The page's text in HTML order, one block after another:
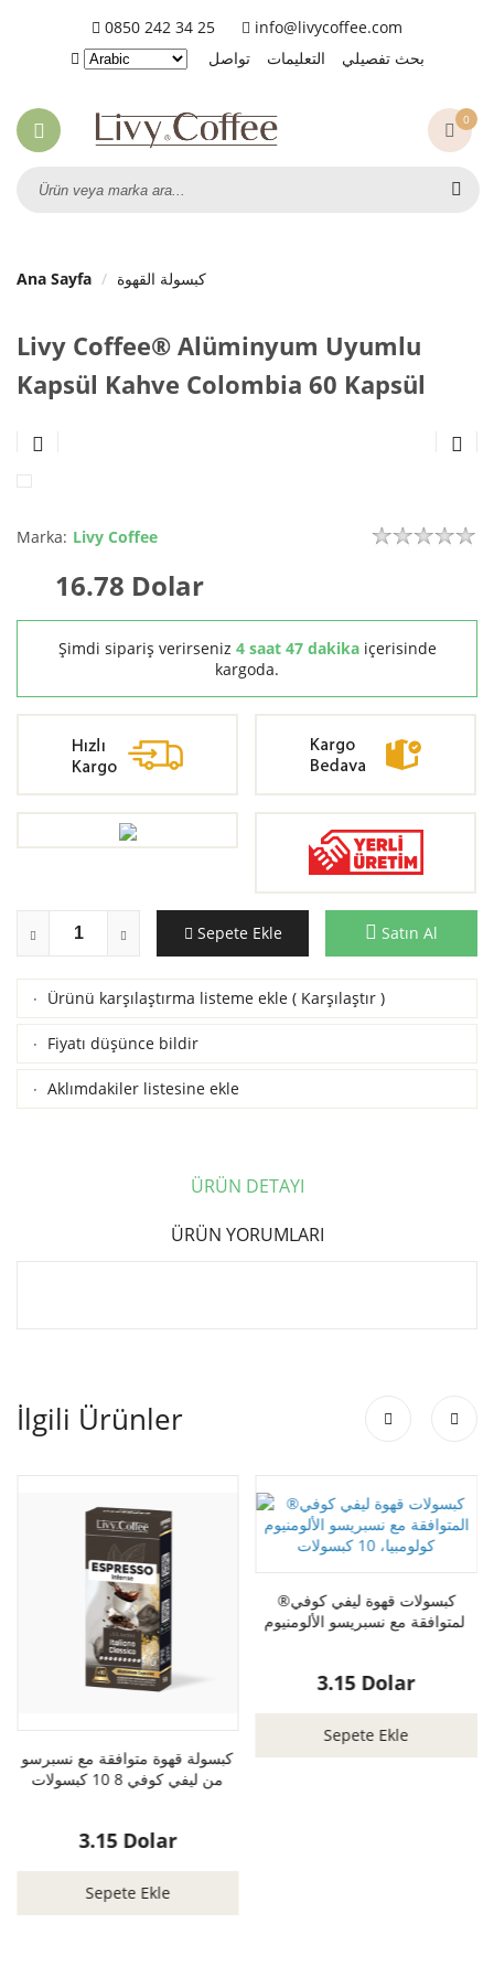
0850 242 34 25
info@livycoffee.com
تواصل
التعليمات بحث تفصيلي
0
Ana Sayfa كبسولة القهوة
Livy Coffee® Alüminyum Uyumlu
Kapsül Kahve Colombia 60 Kapsül
Marka: Livy Coffee
16.78 Dolar
Şimdi sipariş verirseniz 4 saat 47 dakika içerisinde
kargoda.
Sepete Ekle Satın Al
· Ürünü karşılaştırma listeme ekle ( Karşılaştır )
· Fiyatı düşünce bildir
· Aklımdakiler listesine ekle
ÜRÜN DETAYI
ÜRÜN YORUMLARI
İlgili Ürünler
كبسولة قهوة متوافقة مع نسبرسو
من ليفي كوفي 8 10 كبسولات
3.15 Dolar
Sepete Ekle
كبسولات قهوة ليفي كوفي®
المتوافقة مع نسبريسو الألومنيوم
3.15 Dolar
Sepete Ekle